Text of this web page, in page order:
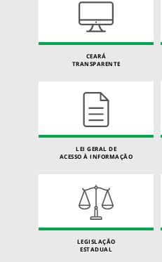
CEARÁ
TRANSPARENTE
LEI GERAL DE
ACESSO À INFORMAÇÃO
LEGISLAÇÃO
ESTADUAL